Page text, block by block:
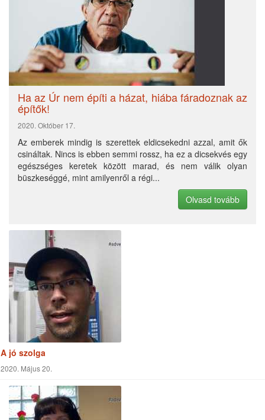
Pünkösd jelentősége
2020. Május 30.